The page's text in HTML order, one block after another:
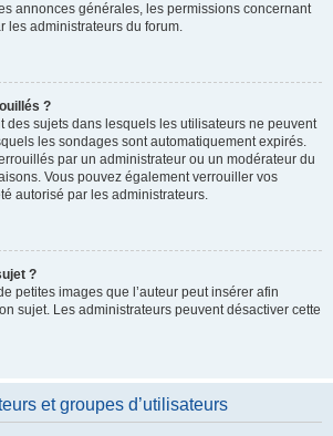
annonces générales, les permissions concernant
les administrateurs du forum.
?
des sujets dans lesquels les utilisateurs ne peuvent
les sondages sont automatiquement expirés.
par un administrateur ou un modérateur du
Vous pouvez également verrouiller vos
autorisé par les administrateurs.
?
petites images que l’auteur peut insérer afin
sujet. Les administrateurs peuvent désactiver cette
et groupes d’utilisateurs